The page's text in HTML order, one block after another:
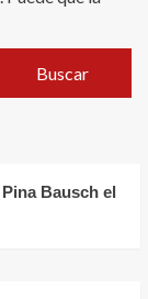
Bausch el